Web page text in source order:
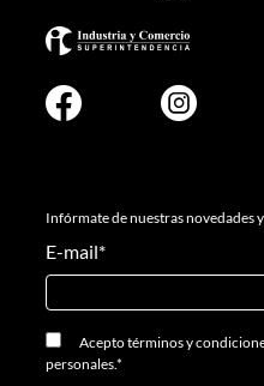
Infórmate de nuestras novedades
E-mail*
Aceptotérminos y
personales.*